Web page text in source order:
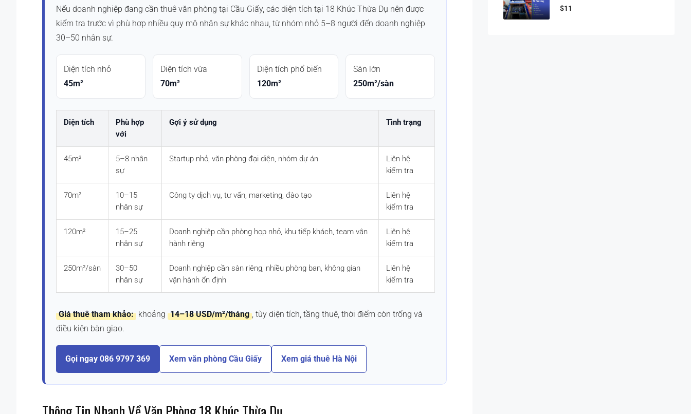
Nếu doanh nghiệp đang cần thuê văn phòng tại Cầu Giấy, các diện tích tại 18 Khúc Thừa Dụ nên được
kiểm tra trước vì phù hợp nhiều quy mô nhân sự khác nhau, từ nhóm nhỏ 5–8 người đến doanh nghiệp
30–50 nhân sự.
Diện tích nhỏ
45m²
Diện tích vừa
70m²
Diện tích phổ biến
120m²
Sàn lớn
250m²/sàn
Diện tích
Phù hợp
với
Gợi ý sử dụng Tình trạng
45m²
5–8 nhân
sự
Startup nhỏ, văn phòng đại diện, nhóm dự án
Liên hệ
kiểm tra
70m²
10–15
nhân sự
Công ty dịch vụ, tư vấn, marketing, đào tạo
Liên hệ
kiểm tra
120m²
15–25
nhân sự
Doanh nghiệp cần phòng họp nhỏ, khu tiếp khách, team vận
hành riêng
Liên hệ
kiểm tra
250m²/sàn
30–50
nhân sự
Doanh nghiệp cần sàn riêng, nhiều phòng ban, không gian
vận hành ổn định
Liên hệ
kiểm tra
Giá thuê tham khảo: khoảng 14–18 USD/m²/tháng , tùy diện tích, tầng thuê, thời điểm còn trống và
điều kiện bàn giao.
Gọi ngay 086 9797 369 Xem văn phòng Cầu Giấy Xem giá thuê Hà Nội
$11